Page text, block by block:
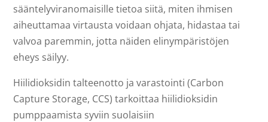
sääntelyviranomaisille tietoa siitä, miten ihmisen
aiheuttamaa virtausta voidaan ohjata, hidastaa tai
valvoa paremmin, jotta näiden elinympäristöjen
eheys säilyy.
Hiilidioksidin talteenotto ja varastointi (Carbon
Capture Storage, CCS) tarkoittaa hiilidioksidin
pumppaamista syviin suolaisiin